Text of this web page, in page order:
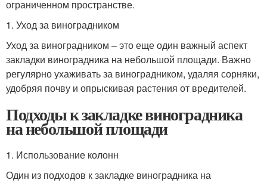
ограниченном пространстве.
1. Уход за виноградником
Уход за виноградником – это еще один важный аспект
закладки виноградника на небольшой площади. Важно
регулярно ухаживать за виноградником, удаляя сорняки,
удобряя почву и опрыскивая растения от вредителей.
Подходы к закладке виноградника
на небольшой площади
1. Использование колонн
Один из подходов к закладке виноградника на